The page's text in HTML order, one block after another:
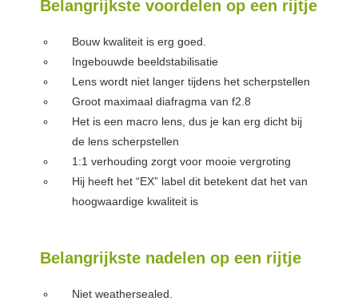
Belangrijkste voordelen op een rijtje
Bouw kwaliteit is erg goed.
Ingebouwde beeldstabilisatie
Lens wordt niet langer tijdens het scherpstellen
Groot maximaal diafragma van f2.8
Het is een macro lens, dus je kan erg dicht bij
de lens scherpstellen
1:1 verhouding zorgt voor mooie vergroting
Hij heeft het “EX” label dit betekent dat het van
hoogwaardige kwaliteit is
Belangrijkste nadelen op een rijtje
Niet weathersealed.